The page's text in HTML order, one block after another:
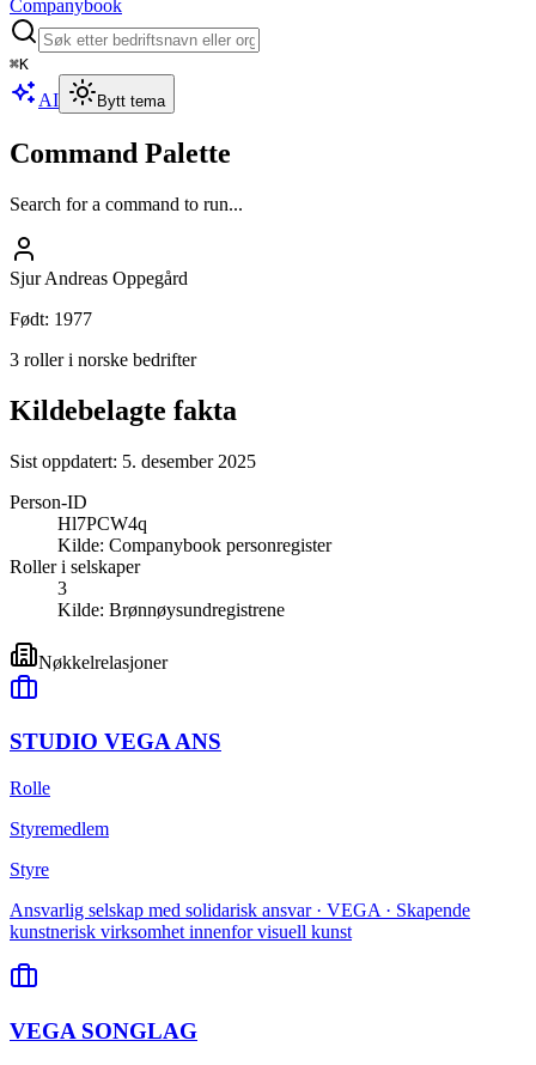
Companybook
⌘K
AI Bytt tema
Command Palette
Search for a command to run...
Sjur Andreas Oppegård
Født: 1977
3 roller i norske bedrifter
Kildebelagte fakta
Sist oppdatert: 5. desember 2025
Person-ID
Hl7PCW4q
Kilde: Companybook personregister
Roller i selskaper
3
Kilde: Brønnøysundregistrene
Nøkkelrelasjoner
STUDIO VEGA ANS
Rolle
Styremedlem
Styre
Ansvarlig selskap med solidarisk ansvar · VEGA · Skapende
kunstnerisk virksomhet innenfor visuell kunst
VEGA SONGLAG